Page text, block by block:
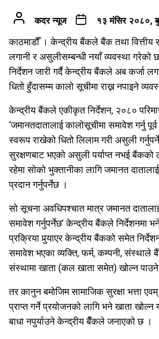
कदर न्यूज १३ मंसिर २०८०,
काठमाडौँ । केन्द्रीय बैंकले बैंक तथा वित्तीय
लगानी र असुलीसम्बन्धी नयाँ व्यवस्था गरेको
निर्देशन जारी गर्दै केन्द्रीय बैंकले अब कर्जा
धितो हुँदासम्म कालो सूचीमा राख्न नपाइने
केन्द्रीय बैंकले एकीकृत निर्देशन, २०८०
‘जमानतदातालाई कालोसूचीमा समावेश गर्नु
स्वरूप राखेको धितो लिलाम गरी असुली
सुरक्षणबाट भएको असुली पर्याप्त नभई बैंकको
रहेमा सोको भुक्तानीका लागि जमानत
प्रदान गर्नुपर्नेछ ।
सो सूचना अवधिपश्चात मात्र जमानत
समावेश गर्नुपर्नेछ’ केन्द्रीय बैंकले निर्देशनमा
प्रक्रिया पुर्‍याएर केन्द्रीय बैंकको समेत
समावेश भएका व्यक्ति, फर्म, कम्पनी, संस्थाले
संस्थामा खाता (कल खाता समेत) खोल्न
तर कानुन बमोजिम सामाजिक सुरक्षा भत्ता
प्राप्त गर्ने प्रयोजनको लागि भने खाता
बाधा नपुर्याउने केन्द्रीय बैँकले जनाएको छ ।